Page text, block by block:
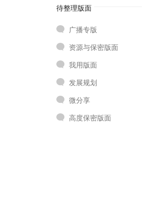
待整理版面
广播专版
资源与保密版面
我用版面
发展规划
微分享
高度保密版面